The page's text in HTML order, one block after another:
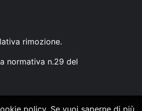
rimozione.
normativa n.29 del
policy. Se vuoi saperne di più